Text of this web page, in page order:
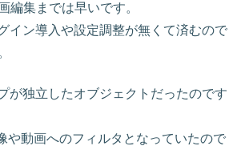
編集までは早いです。
イン導入や設定調整が無くて済むので
が独立したオブジェクトだったのです
や動画へのフィルタとなっていたので